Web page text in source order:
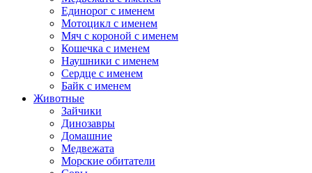
Единорог с именем
Мотоцикл с именем
Мяч с короной с именем
Кошечка с именем
Наушники с именем
Сердце с именем
Байк с именем
Животные
Зайчики
Динозавры
Домашние
Медвежата
Морские обитатели